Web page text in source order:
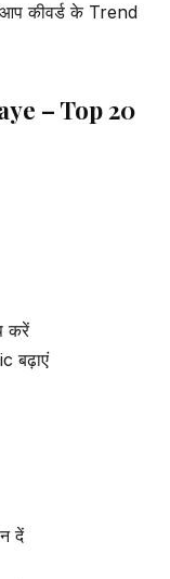
कीवर्ड के Trend
– Top 20
करें
बढ़ाएं
दें